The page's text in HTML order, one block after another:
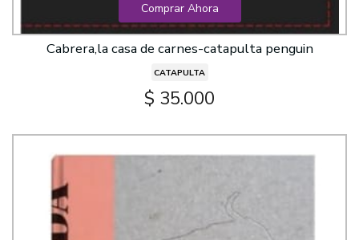
Comprar Ahora
Cabrera,la casa de carnes-catapulta penguin
CATAPULTA
$ 35.000